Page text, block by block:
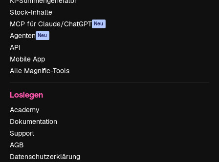
Stock-Inhalte
MCP für Claude/ChatGPT Neu
Agenten Neu
API
Mobile App
Alle Magnific-Tools
Loslegen
Academy
Dokumentation
Support
AGB
Datenschutzerklärung